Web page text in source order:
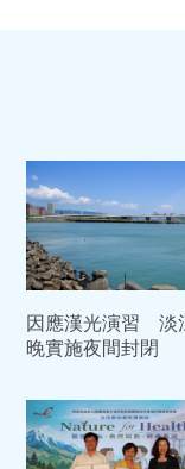
因應漢光演習 淡
晚實施夜間封閉